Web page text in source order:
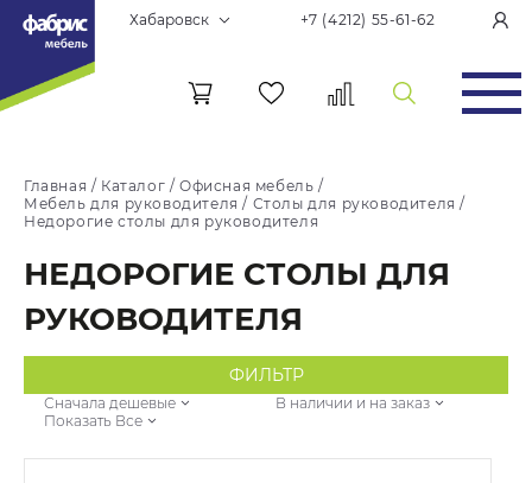
Хабаровск +7 (4212) 55-61-62
Главная / Каталог /Офисная мебель /
Мебель для руководителя / Столы для руководителя /
Недорогие столы для руководителя
НЕДОРОГИЕ СТОЛЫ ДЛЯ
РУКОВОДИТЕЛЯ
ФИЛЬТР
Сначала дешевые
В наличии и на заказ
Показать Все